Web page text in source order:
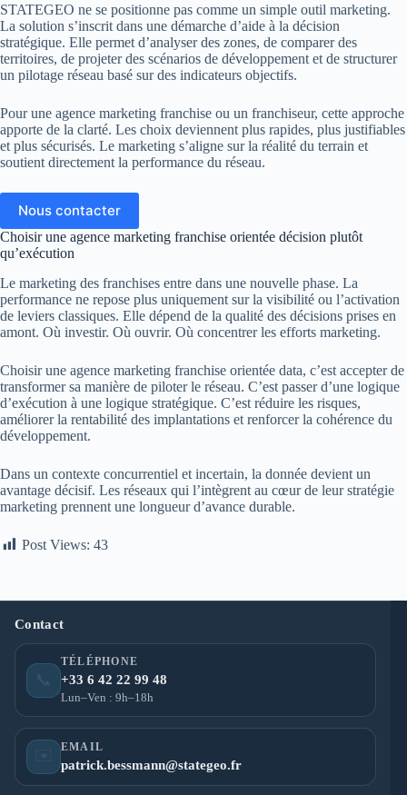
STATEGEO ne se positionne pas comme un simple outil marketing.
La solution s’inscrit dans une démarche d’aide à la décision
stratégique. Elle permet d’analyser des zones, de comparer des
territoires, de projeter des scénarios de développement et de structurer
un pilotage réseau basé sur des indicateurs objectifs.
Pour une agence marketing franchise ou un franchiseur, cette approche
apporte de la clarté. Les choix deviennent plus rapides, plus justifiables
et plus sécurisés. Le marketing s’aligne sur la réalité du terrain et
soutient directement la performance du réseau.
Nous contacter
Choisir une agence marketing franchise orientée décision plutôt
qu’exécution
Le marketing des franchises entre dans une nouvelle phase. La
performance ne repose plus uniquement sur la visibilité ou l’activation
de leviers classiques. Elle dépend de la qualité des décisions prises en
amont. Où investir. Où ouvrir. Où concentrer les efforts marketing.
Choisir une agence marketing franchise orientée data, c’est accepter de
transformer sa manière de piloter le réseau. C’est passer d’une logique
d’exécution à une logique stratégique. C’est réduire les risques,
améliorer la rentabilité des implantations et renforcer la cohérence du
développement.
Dans un contexte concurrentiel et incertain, la donnée devient un
avantage décisif. Les réseaux qui l’intègrent au cœur de leur stratégie
marketing prennent une longueur d’avance durable.
Post Views: 43
Contact
📞
TÉLÉPHONE
+33 6 42 22 99 48
Lun–Ven : 9h–18h
✉️ EMAIL
patrick.bessmann@stategeo.fr